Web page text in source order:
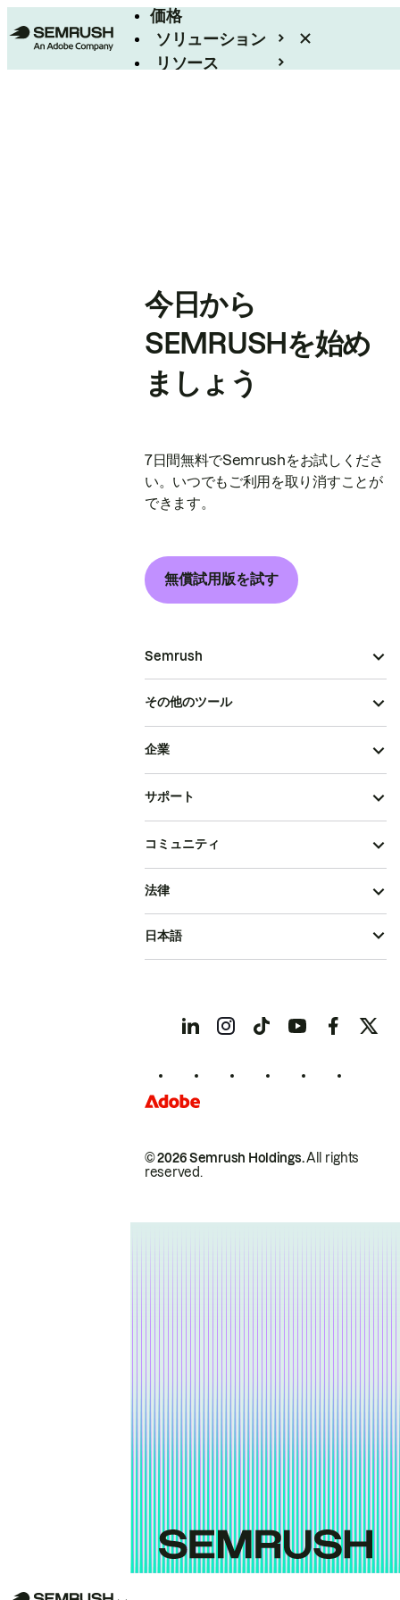
価格
ソリューション
リソース
今日から
SEMRUSHを始め
ましょう
7日間無料でSemrushをお試しくださ
い。いつでもご利用を取り消すことが
できます。
無償試用版を試す
Semrush
その他のツール
企業
サポート
コミュニティ
© 2026 Semrush Holdings.All rights
reserved.
法律
日本語